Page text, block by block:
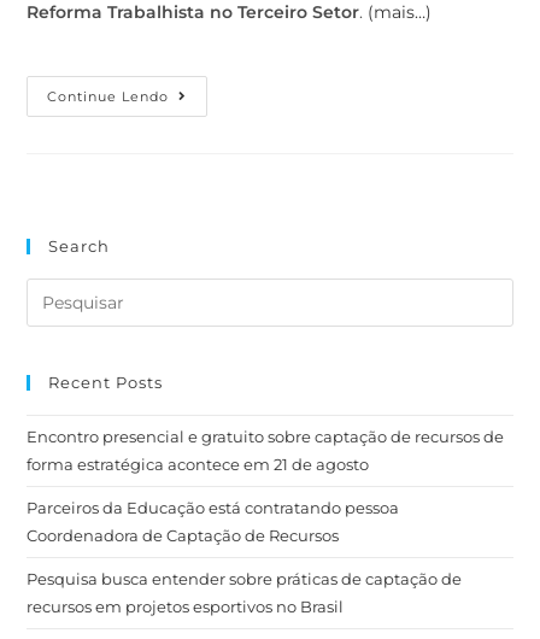
Reforma Trabalhista no Terceiro Setor. (mais…)
Continue Lendo
Search
Recent Posts
Encontro presencial e gratuito sobre captação de recursos de
forma estratégica acontece em 21 de agosto
Parceiros da Educação está contratando pessoa
Coordenadora de Captação de Recursos
Pesquisa busca entender sobre práticas de captação de
recursos em projetos esportivos no Brasil